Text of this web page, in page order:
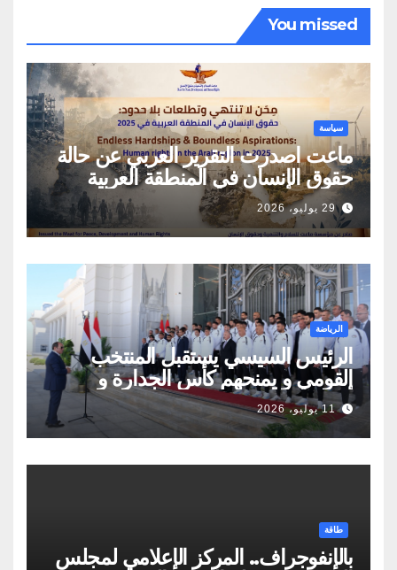
You missed
سياسة
ماعت اصدرت التقرير العربي عن حالة
حقوق الإنسان في المنطقة العربية
29 يوليو، 2026
الرياضة
الرئيس السيسي يستقبل المنتخب
القومي و يمنحهم كأس الجدارة و
أوسمة تكريمية
11 يوليو، 2026
طاقة
بالإنفوجراف.. المركز الإعلامي لمجلس